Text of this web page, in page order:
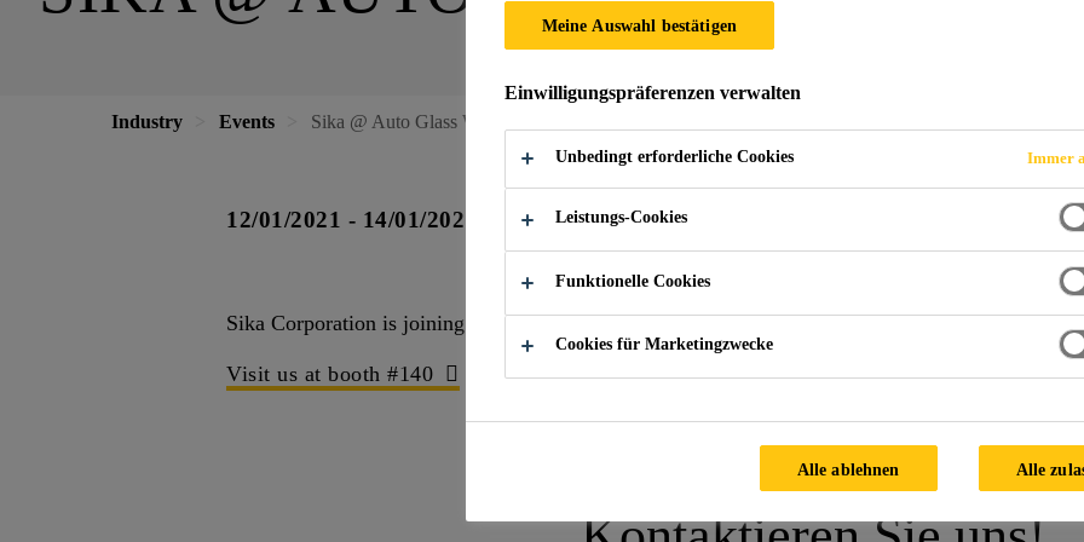
Industry Events Sika @ Auto Glass Week™ 2021
12/01/2021 - 14/01/2021 ORANGE COUNTY CONVENTION CENTER IN
Sika Corporation is joining Auto Glass WeekTM2021.
Visit us at booth #140
Meine Auswahl bestätigen
Einwilligungspräferenzen verwalten
Unbedingt erforderliche Cookies Immer
Leistungs-Cookies
Funktionelle Cookies
Cookies für Marketingzwecke
Alle ablehnen Alle